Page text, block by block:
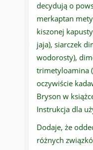
decydują o
merkaptan
kiszonej
jaja), siarczek
wodorosty),
trimetyloamina
oczywiście
Bryson w
Instrukcja dla
Dodaje, że
różnych